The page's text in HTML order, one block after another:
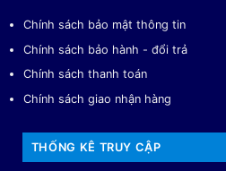
Chính sách bảo mật thông tin
Chính sách bảo hành - đổi trả
Chính sách thanh toán
Chính sách giao nhận hàng
THỐNG KÊ TRUY CẬP